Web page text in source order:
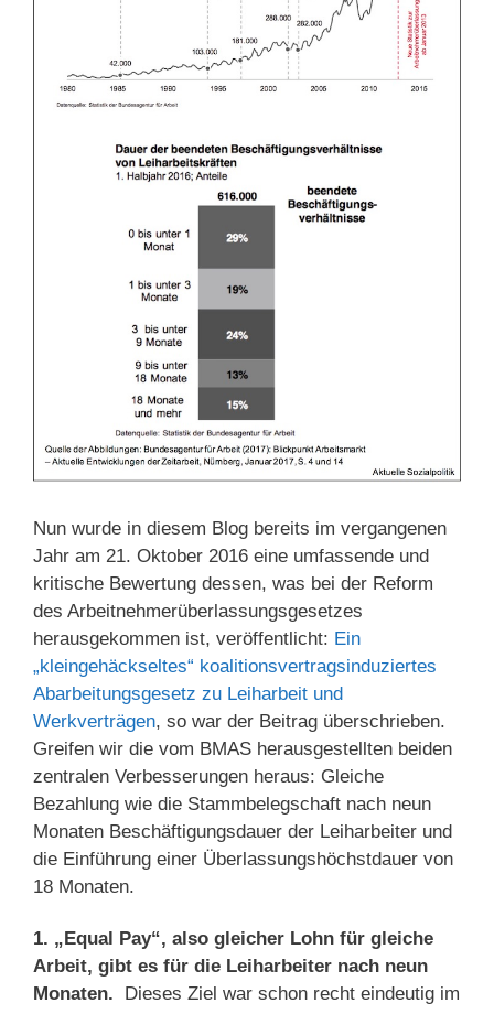
Nun wurde in diesem Blog bereits im vergangenen
Jahr am 21. Oktober 2016 eine umfassende und
kritische Bewertung dessen, was bei der Reform
des Arbeitnehmerüberlassungsgesetzes
herausgekommen ist, veröffentlicht: Ein
„kleingehäckseltes“ koalitionsvertragsinduziertes
Abarbeitungsgesetz zu Leiharbeit und
Werkverträgen, so war der Beitrag überschrieben.
Greifen wir die vom BMAS herausgestellten beiden
zentralen Verbesserungen heraus: Gleiche
Bezahlung wie die Stammbelegschaft nach neun
Monaten Beschäftigungsdauer der Leiharbeiter und
die Einführung einer Überlassungshöchstdauer von
18 Monaten.
1. „Equal Pay“, also gleicher Lohn für gleiche
Arbeit, gibt es für die Leiharbeiter nach neun
Monaten. Dieses Ziel war schon recht eindeutig im